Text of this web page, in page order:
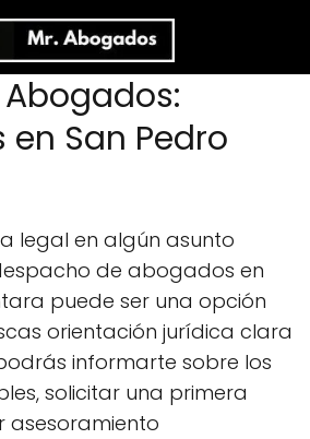
San Pedro
legal en algún asunto
de abogados en
puede ser una opción
orientación jurídica clara
informarte sobre los
solicitar una primera
asesoramiento